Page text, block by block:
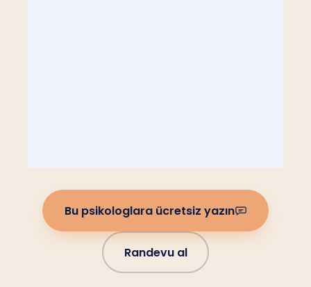
Bu psikologlara ücretsiz yazın
Randevu al